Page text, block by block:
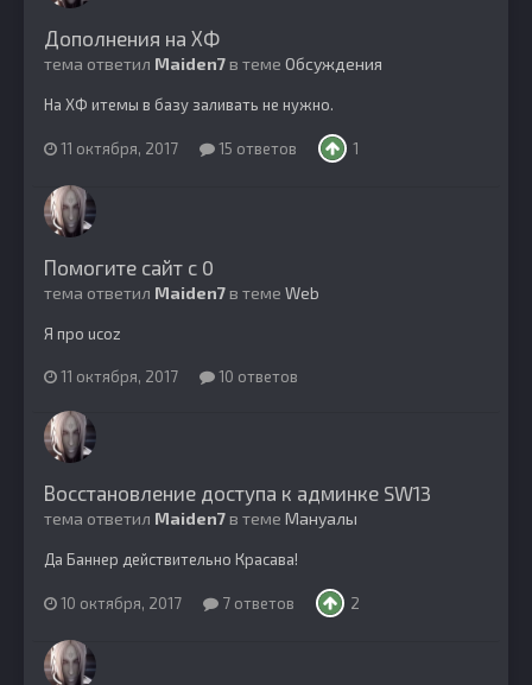
Дополнения на ХФ
тема ответил Maiden7в теме Обсуждения
На ХФ итемы в базу заливать не нужно.
11 октября, 2017 15 ответов 1
Помогите сайт с 0
тема ответил Maiden7в теме Web
Я про ucoz
11 октября, 2017 10 ответов
Восстановление доступа к админке SW13
тема ответил Maiden7в теме Мануалы
Да Баннер действительно Красава!
10 октября, 2017 7 ответов 2